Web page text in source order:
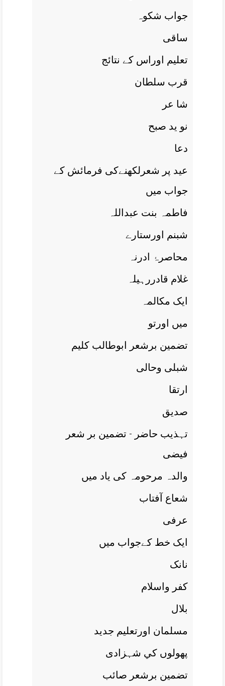
جواب شکوہ
ساقی
تعليم اوراس کے نتائج
قرب سلطان
شا عر
نو يد صبح
دعا
عيد پر شعرلکھنےکی فرمائش کے
جواب ميں
فاطمہ بنت عبداللہ
شبنم اورستارے
محاصرۂ ادرنہ
غلام قادررہيلہ
ايک مکالمہ
ميں اورتو
تضمين برشعر ابوطالب کليم
شبلی وحالی
ارتقا
صديق
تہذيب حاضر - تضمين بر شعر
فيضی
والدہ مرحومہ کی ياد ميں
شعاع آفتاب
عرفی
ايک خط کےجواب ميں
نانک
کفر واسلام
بلال
مسلمان اورتعليم جديد
پھولوں کي شہزادی
تضمين برشعر صائب